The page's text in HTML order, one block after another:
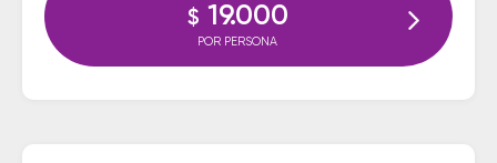
$ 19.000
POR PERSONA